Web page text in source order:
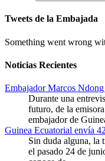
Tweets de la Embajada
Something went wrong
Noticias Recientes
Embajador Marcos
Durante una
futuro, de la
embajador de
Guinea Ecuatorial envía
Sin duda alguna, la
el pasado 24 de